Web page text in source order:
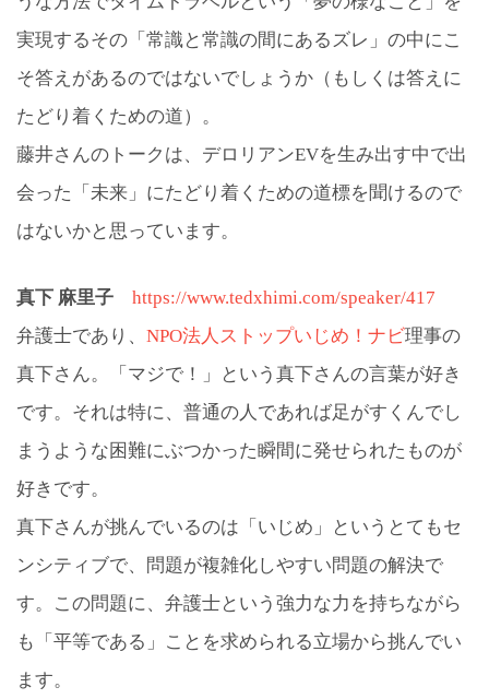
実現するその「常識と常識の間にあるズレ」の中にこ
そ答えがあるのではないでしょうか（もしくは答えに
たどり着くための道）。
藤井さんのトークは、デロリアンEVを生み出す中で出
会った「未来」にたどり着くための道標を聞けるので
はないかと思っています。
真下 麻里子
https://www.tedxhimi.com/speaker/417
弁護士であり、 NPO法人ストップいじめ！ナビ理事の
真下さん。「マジで！」という真下さんの言葉が好き
です。それは特に、普通の人であれば足がすくんでし
まうような困難にぶつかった瞬間に発せられたものが
好きです。
真下さんが挑んでいるのは「いじめ」というとてもセ
ンシティブで、問題が複雑化しやすい問題の解決で
す。この問題に、弁護士という強力な力を持ちながら
も「平等である」ことを求められる立場から挑んでい
ます。